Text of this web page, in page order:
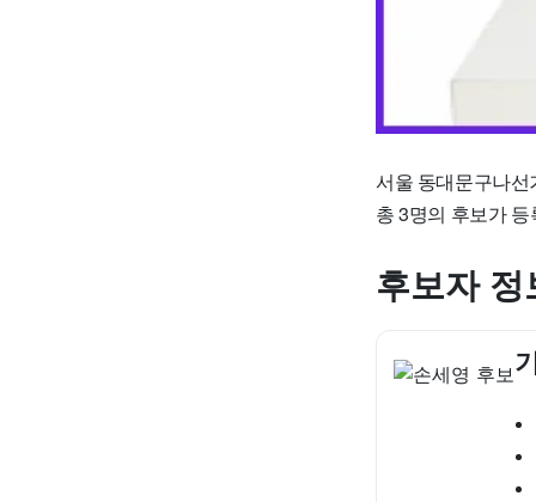
서울 동대문구나
총 3명의 후보가
후보자 정